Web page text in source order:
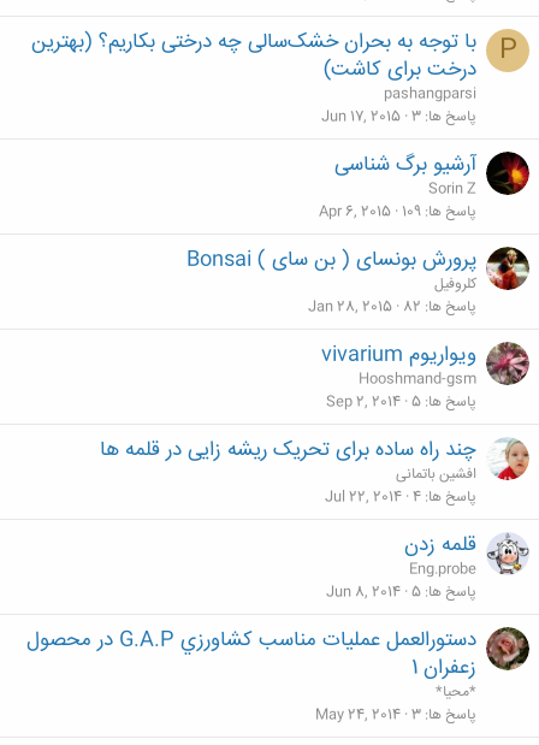
P
با توجه به بحران خشک‌سالی چه درختی بکاریم؟ (بهترین
درخت برای کاشت)
pashangparsi
پاسخ ها 3
Jun 17, 2015
آرشیو برگ شناسی
Sorin Z
پاسخ ها 109
Apr 6, 2015
پرورش بونسای ( بن سای ) Bonsai
کلروفیل
پاسخ ها 82
Jan 28, 2015
ويواريوم vivarium
Hooshmand-gsm
پاسخ ها 5
Sep 2, 2014
چند راه ساده برای تحریک ریشه زایی در قلمه ها
افشین باتمانی
پاسخ ها 4
Jul 22, 2014
قلمه زدن
Eng.probe
پاسخ ها 5
Jun 8, 2014
دستورالعمل عمليات مناسب كشاورزي G.A.P در محصول
زعفران 1
*محیا*
پاسخ ها 3
May 24, 2014